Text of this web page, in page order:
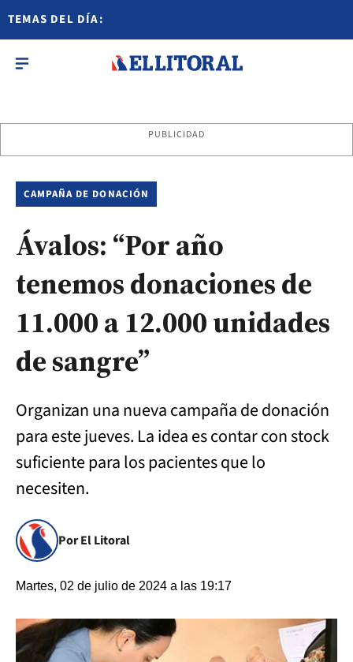
TEMAS DEL DÍA:
PUBLICIDAD
CAMPAÑA DE DONACIÓN
Ávalos: “Por año
tenemos donaciones de
11.000 a 12.000 unidades
de sangre”
Organizan una nueva campaña de donación
para este jueves. La idea es contar con stock
suficiente para los pacientes que lo
necesiten.
Por El Litoral
Martes, 02 de julio de 2024 a las 19:17